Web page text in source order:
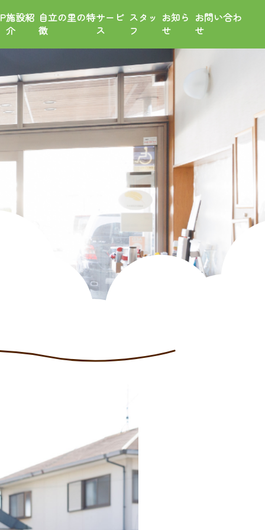
施設紹
介
自立の里の特
徴
サービ
ス
スタッ
フ
お知ら
せ
お問い合わ
せ